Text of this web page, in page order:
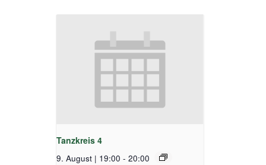
Tanzkreis 4
9. August | 19:00 - 20:00